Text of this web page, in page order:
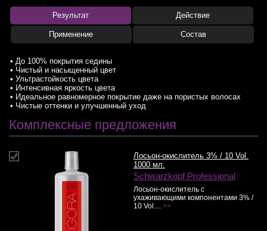
Результат Действие
Применение Состав
• До 100% покрытия седины
• Чистый и насыщенный цвет
• Ультрастойкость цвета
• Интенсивная яркость цвета
• Идеальное равномерное покрытие даже на пористых волосах
• Чистые оттенки и улучшенный уход
Комплексные предложения
Лосьон-окислитель 3% / 10 Vol.
1000 мл.
Schwarzkopf Professional
Лосьон-окислитель с
ухаживающими компонентами 3% /
10 Vol.... >>